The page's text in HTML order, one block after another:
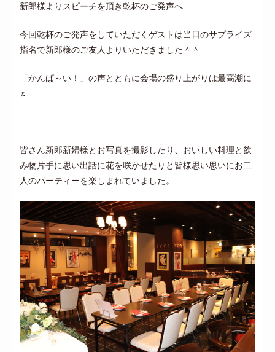
新郎様よりスピーチを頂き乾杯のご発声へ
今回乾杯のご発声をしていただくゲストは当日のサプライズ
指名で新郎様のご友人よりいただきました＾＾
「かんぱ～い！」の声とともに会場の盛り上がりは最高潮に
♬
皆さん新郎新婦様とお写真を撮影したり、おいしい料理と飲
み物片手に思い出話に花を咲かせたりと皆様思い思いにお二
人のパーティーを楽しまれていました。